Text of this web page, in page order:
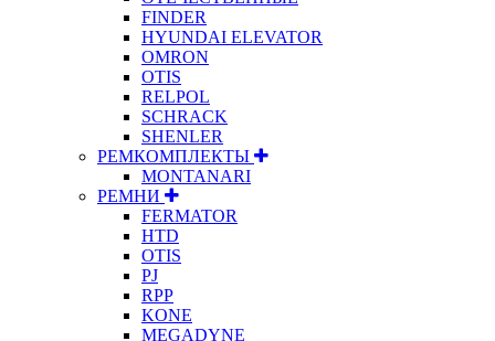
FINDER
HYUNDAI ELEVATOR
OMRON
OTIS
RELPOL
SCHRACK
SHENLER
РЕМКОМПЛЕКТЫ
MONTANARI
РЕМНИ
FERMATOR
HTD
OTIS
PJ
RPP
KONE
MEGADYNE